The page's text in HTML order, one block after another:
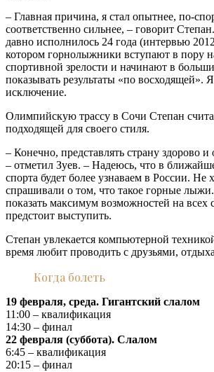
– Главная причина, я стал опытнее, по-
соответственно сильнее, – говорит
давно исполнилось 24 года (интервью
котором горнолыжники вступают в пору
спортивной зрелости и начинают в
показывать результаты «по восходящей».
исключение.
Олимпийскую трассу в Сочи Степан
подходящей для своего стиля.
– Конечно, представлять страну здорово и
– отметил Зуев. – Надеюсь, что в
спорта будет более узнаваем в России. Не
спрашивали о том, что такое горные лыжи.
показать максимум возможностей на всех
предстоит выступить.
Степан увлекается компьютерной
время любит проводить с друзьями,
Когда болеть
19 февраля, среда. Гигантский слалом
11:00 – квалификация
14:30 – финал
22 февраля (суббота). Слалом
6:45 – квалификация
20:15 – финал